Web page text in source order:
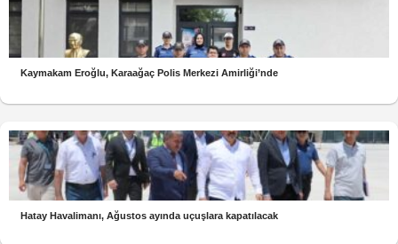
Kaymakam Eroğlu, Karaağaç Polis Merkezi Amirliği’nde
Hatay Havalimanı, Ağustos ayında uçuşlara kapatılacak